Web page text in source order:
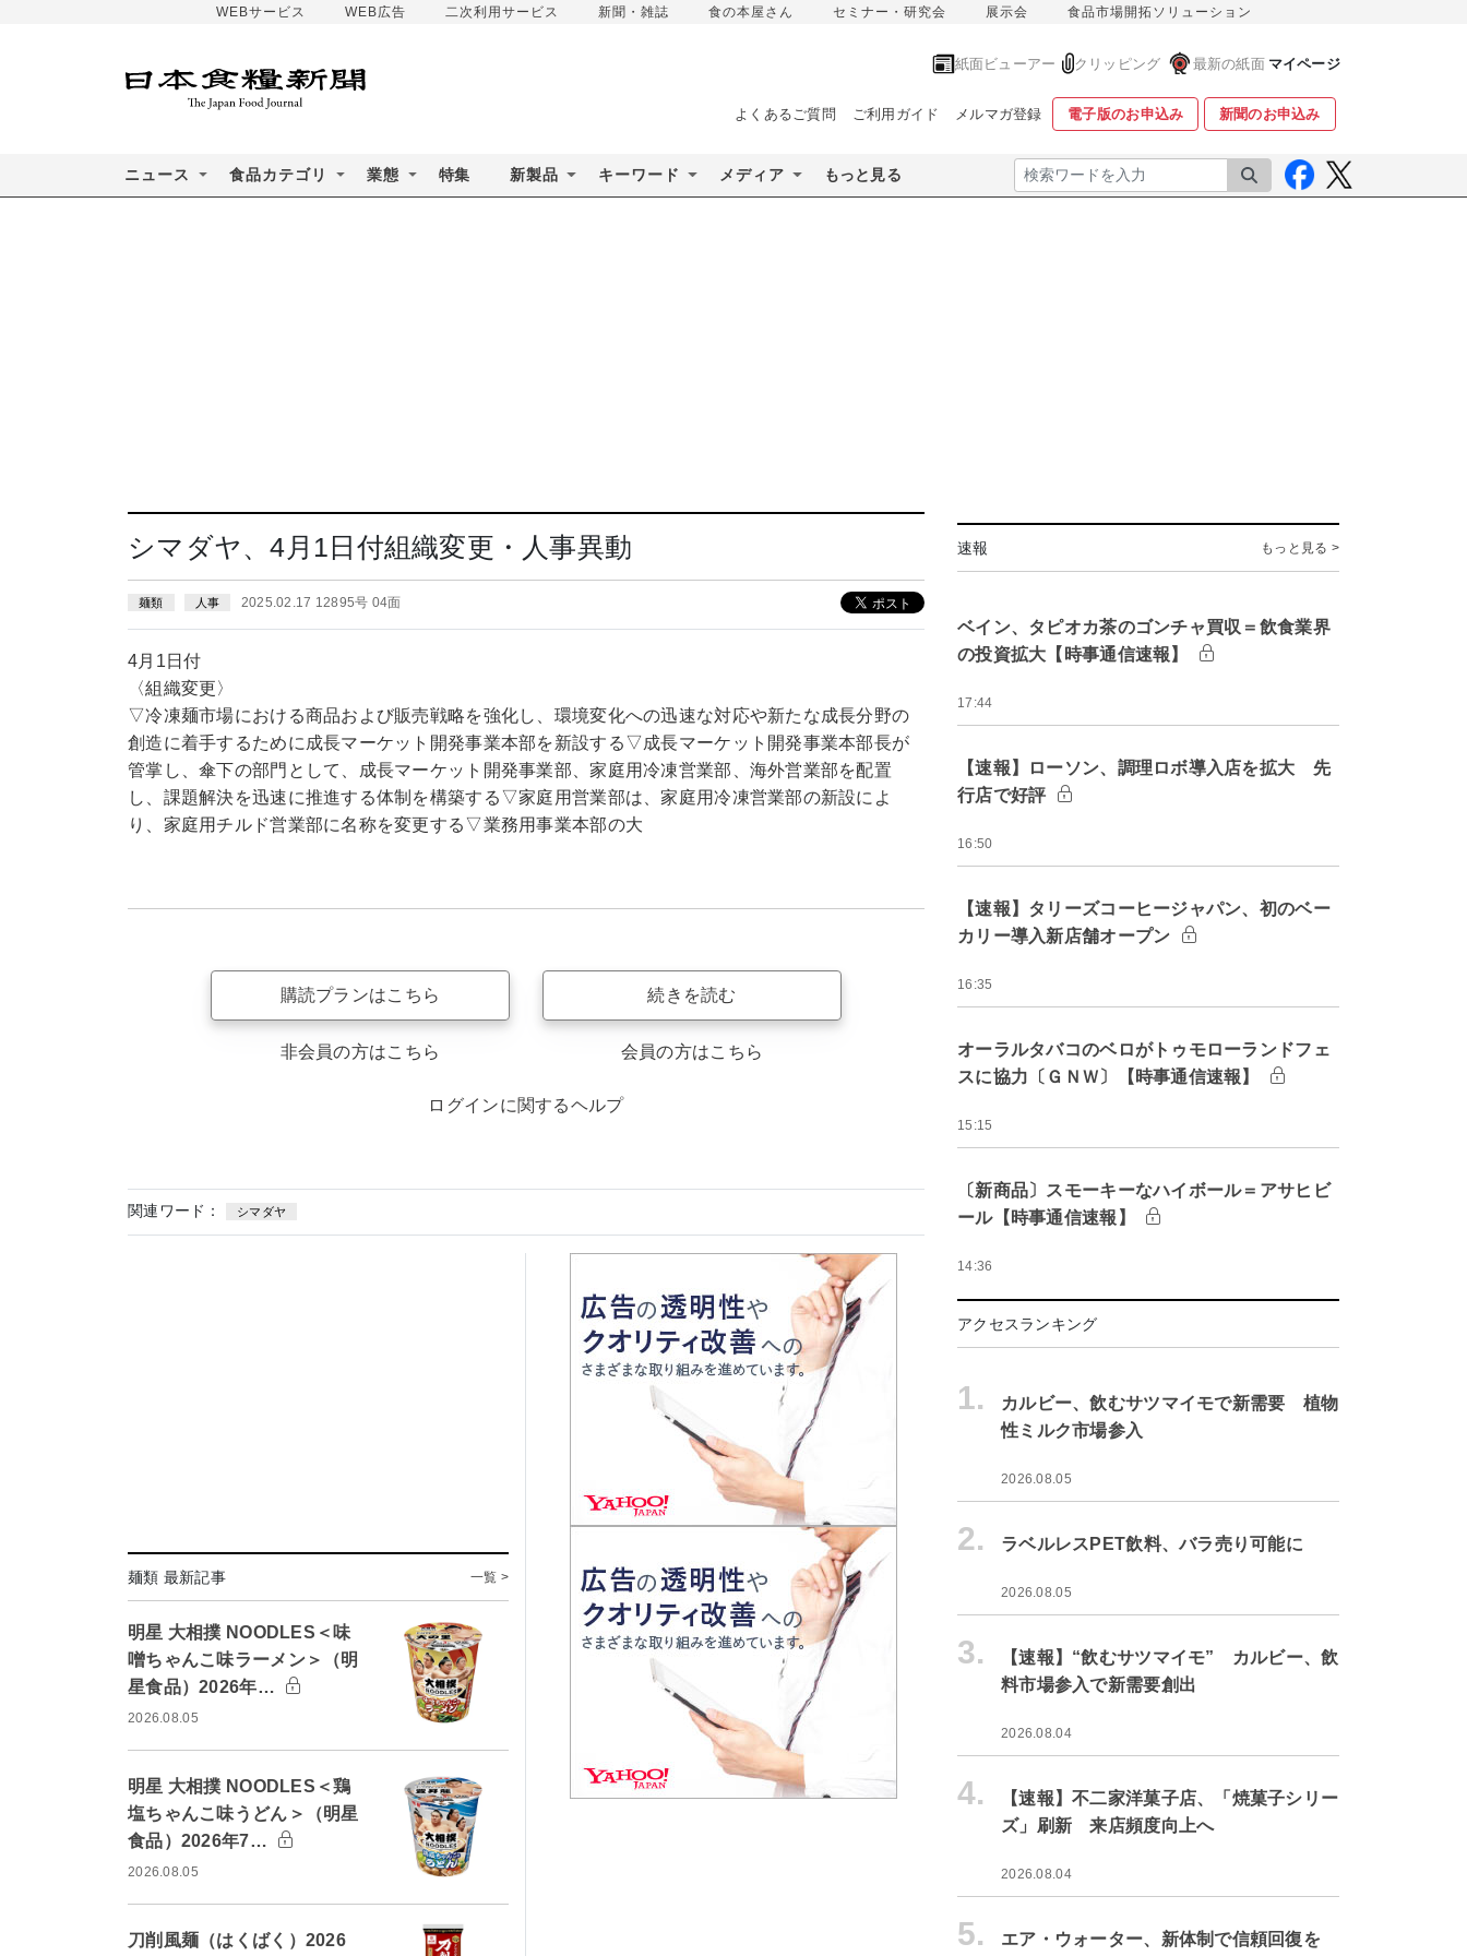
WEBサービス WEB広告 二次利用サービス 新聞・雑誌 食の本屋さん セミナー・研究会 展示会 食品市場開拓ソリューション
紙面ビューアー クリッピング 最新の紙面 マイページ
よくあるご質問 ご利用ガイド メルマガ登録 電子版のお申込み 新聞のお申込み
ニュース 食品カテゴリ 業態 特集 新製品 キーワード メディア もっと見る 検索
シマダヤ、4月1日付組織変更・人事異動
麺類 人事 2025.02.17 12895号 04面
4月1日付
〈組織変更〉
▽冷凍麺市場における商品および販売戦略を強化し、環境変化への迅速な対応や新たな成長分野の
創造に着手するために成長マーケット開発事業本部を新設する▽成長マーケット開発事業本部長が
管掌し、傘下の部門として、成長マーケット開発事業部、家庭用冷凍営業部、海外営業部を配置
し、課題解決を迅速に推進する体制を構築する▽家庭用営業部は、家庭用冷凍営業部の新設によ
り、家庭用チルド営業部に名称を変更する▽業務用事業本部の大
購読プランはこちら
非会員の方はこちら
続きを読む
会員の方はこちら
ログインに関するヘルプ
関連ワード： シマダヤ
麺類 最新記事 一覧 >
明星 大相撲 NOODLES＜味
噌ちゃんこ味ラーメン＞（明
星食品）2026年…
2026.08.05
明星 大相撲 NOODLES＜鶏
塩ちゃんこ味うどん＞（明星
食品）2026年7…
2026.08.05
刀削風麺（はくばく）2026
速報 もっと見る >
ベイン、タピオカ茶のゴンチャ買収＝飲食業界
の投資拡大【時事通信速報】
17:44
【速報】ローソン、調理ロボ導入店を拡大 先
行店で好評
16:50
【速報】タリーズコーヒージャパン、初のベー
カリー導入新店舗オープン
16:35
オーラルタバコのベロがトゥモローランドフェ
スに協力〔ＧＮＷ〕【時事通信速報】
15:15
〔新商品〕スモーキーなハイボール＝アサヒビ
ール【時事通信速報】
14:36
アクセスランキング
1.
カルビー、飲むサツマイモで新需要 植物
性ミルク市場参入
2026.08.05
2. ラベルレスPET飲料、バラ売り可能に
2026.08.05
3.
【速報】“飲むサツマイモ” カルビー、飲
料市場参入で新需要創出
2026.08.04
4.
【速報】不二家洋菓子店、「焼菓子シリー
ズ」刷新 来店頻度向上へ
2026.08.04
5. エア・ウォーター、新体制で信頼回復を